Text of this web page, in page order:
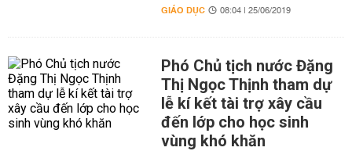
GIÁO DỤC 08:04 | 25/06/2019
Phó Chủ tịch nước Đặng
Thị Ngọc Thịnh tham dự
lễ kí kết tài trợ xây cầu
đến lớp cho học sinh
vùng khó khăn